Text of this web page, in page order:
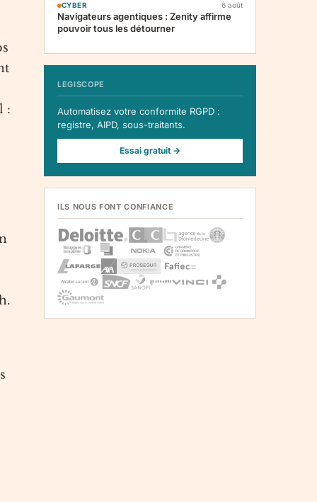
:
CYBER 6 août
Navigateurs agentiques : Zenity affirme
pouvoir tous les détourner
LEGISCOPE
Automatisez votre conformite RGPD :
registre, AIPD, sous-traitants.
Essai gratuit →
ILS NOUS FONT CONFIANCE